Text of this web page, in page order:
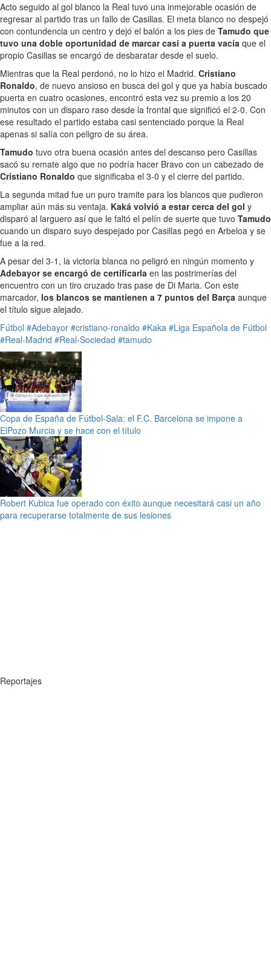
Acto seguido al gol blanco la Real tuvo una inmejorable ocasión de
regresar al partido tras un fallo de Casillas. El meta blanco no despejó
con contundencia un centro y dejó el balón a los pies de Tamudo que
tuvo una doble oportunidad de marcar casi a puerta vacía que el
propio Casillas se encargó de desbaratar desde el suelo.
Mientras que la Real perdonó, no lo hizo el Madrid. Cristiano
Ronaldo, de nuevo ansioso en busca del gol y que ya había buscado
puerta en cuatro ocasiones, encontró esta vez su premio a los 20
minutos con un disparo raso desde la frontal que significó el 2-0. Con
ese resultado el partido estaba casi sentenciado porque la Real
apenas si salía con peligro de su área.
Tamudo tuvo otra buena ocasión antes del descanso pero Casillas
sacó su remate algo que no podría hacer Bravo con un cabezado de
Cristiano Ronaldo que significaba el 3-0 y el cierre del partido.
La segunda mitad fue un puro tramite para los blancos que pudieron
ampliar aún más su ventaja. Kaká volvió a estar cerca del gol y
disparó al larguero así que le faltó el pelín de suerte que tuvo Tamudo
cuando un disparo suyo despejado por Casillas pegó en Arbeloa y se
fue a la red.
A pesar del 3-1, la victoria blanca no peligró en ningún momento y
Adebayor se encargó de certificarla en las postrimerías del
encuentro con un tiro cruzado tras pase de Di Maria. Con este
marcador, los blancos se mantienen a 7 puntos del Barça aunque
el título sigue alejado.
Fútbol #Adebayor #cristiano-ronaldo #Kaka #Liga Española de Fútbol
#Real-Madrid #Real-Sociedad #tamudo
Copa de España de Fútbol-Sala: el F.C. Barcelona se impone a
ElPozo Murcia y se hace con el título
Robert Kubica fue operado con éxito aunque necesitará casi un año
para recuperarse totalmente de sus lesiones
Reportajes